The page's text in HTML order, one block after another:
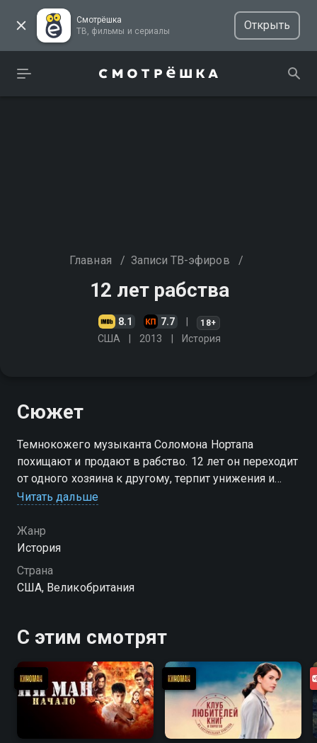
Смотрёшка
ТВ, фильмы и сериалы
Открыть
Главная / Записи ТВ-эфиров /
12 лет рабства
8.1 7.7 18+
США 2013 История
Сюжет
Темнокожего музыканта Соломона Нортапа
похищают и продают в рабство. 12 лет он переходит
от одного хозяина к другому, терпит унижения и
чудом избегает казни. Но не перестает искать
Читать дальше
Жанр
История
Страна
США, Великобритания
С этим смотрят